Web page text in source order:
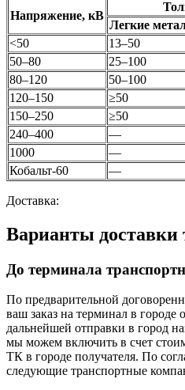
Напряжение, кВ
Легкие
<50
13–50
50–80
25–100
80–120
50–100
120–150
≥50
150–250
≥50
240–400
—
1000
—
Кобальт-60
—
Доставка:
Варианты доставки
До терминала
По предварительной
ваш заказ на терминал в городе
дальнейшей отправки в город
мы можем включить в счет
ТК в городе получателя. По
следующие транспортные